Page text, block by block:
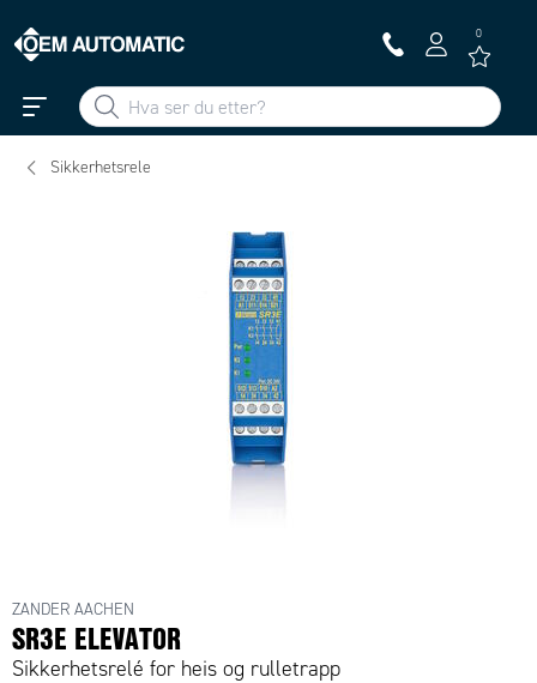
0
Sikkerhetsrele
ZANDER AACHEN
SR3E ELEVATOR
Sikkerhetsrelé for heis og rulletrapp